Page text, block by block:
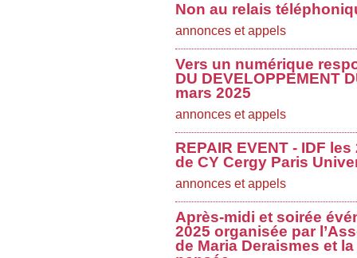
Non au relais
annonces et appels
Vers un numérique
DU DEVELOPPEMENT
mars 2025
annonces et appels
REPAIR EVENT - IDF
de CY Cergy Paris
annonces et appels
Après-midi et soirée
2025 organisée par
de Maria Deraismes et